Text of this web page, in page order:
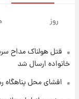
روز
قتل هولناک مداح
خانواده ارسال شد
افشای محل پناهگاه‌